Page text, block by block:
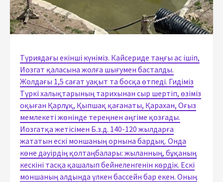
Түриядағы екінші күніміз. Кайсериде таңғы ас ішіп,
Иозгат қаласына жолға шығумен басталды.
Жолдағы 1,5 сағат уақыт та босқа өтпеді. Гидіміз
Түркі халықтарының тарихынан сыр шертіп, өзіміз
оқыған Қарлұқ, Қыпшақ қағанаты, Қарахан, Оғыз
мемлекеті жөнінде тереңнен әңгіме қозғады.
Иозгатқа жетісімен Б.з.д. 140-120 жылдарға
жататын ескі моншаның орнына бардық. Онда
көне дәуірдің қолтаңбалары: жыланның, бұқаның
кескіні тасқа қашалып бейнеленгенін көрдік. Ескі
моншаның алдында үлкен бассейн бар екен. Оның